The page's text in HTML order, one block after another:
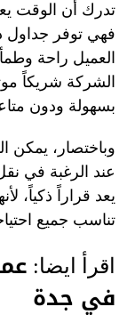
تدرك أن الوقت
فهي توفر جداول
العميل راحة
الشركة شريكاً
بسهولة ودون
وباختصار، يمكن
عند الرغبة في
يعد قراراً ذكياً،
تناسب جميع
اقرأ ايضا:
في جدة